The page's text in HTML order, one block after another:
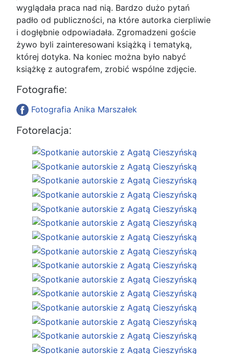
wyglądała praca nad nią. Bardzo dużo pytań
padło od publiczności, na które autorka cierpliwie
i dogłębnie odpowiadała. Zgromadzeni goście
żywo byli zainteresowani książką i tematyką,
której dotyka. Na koniec można było nabyć
książkę z autografem, zrobić wspólne zdjęcie.
Fotografie:
Fotografia Anika Marszałek
Fotorelacja: